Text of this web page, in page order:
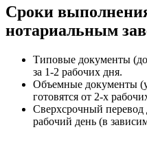
Сроки
нотариальным
Типовые документы
за 1-2 рабочих дня.
Объемные документы
готовятся от 2-х
Сверхсрочный перевод
рабочий день (в